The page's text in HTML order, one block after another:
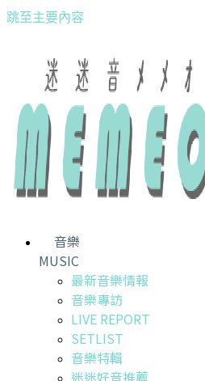
跳至主要內容
音樂
MUSIC
最新音樂情報
音樂專訪
LIVE REPORT
SETLIST
音樂特輯
迷迷好音推薦